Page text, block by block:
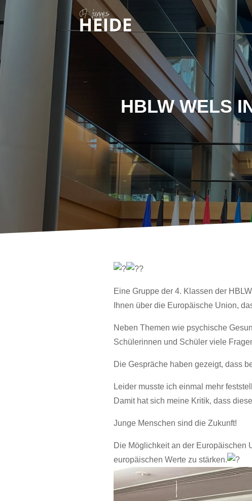
HBLW WELS
Eine Gruppe der 4. Klassen der
Ihnen über die Europäische Union,
Neben Themen wie psychische
Schülerinnen und Schüler viele
Die Gespräche haben gezeigt, dass
Leider musste ich einmal mehr
Damit hat sich meine Kritik, dass
Junge Menschen sind die Zukunft!
Die Möglichkeit an der Europäischen
europäischen Werte zu stärken.